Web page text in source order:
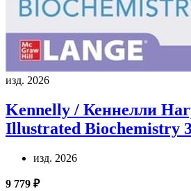
изд. 2026
Kennelly / Кеннелли
Illustrated Biochemistry
изд. 2026
9 779 ₽